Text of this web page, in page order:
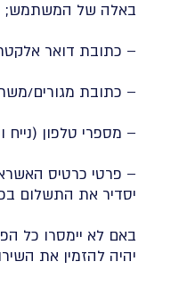
באלה של המשתמש;
– כתובת דואר
– כתובת מגורים/
– מספרי טלפון
– פרטי כרטיס
יסדיר את התשלום
באם לא יימסרו כל
יהיה להזמין את